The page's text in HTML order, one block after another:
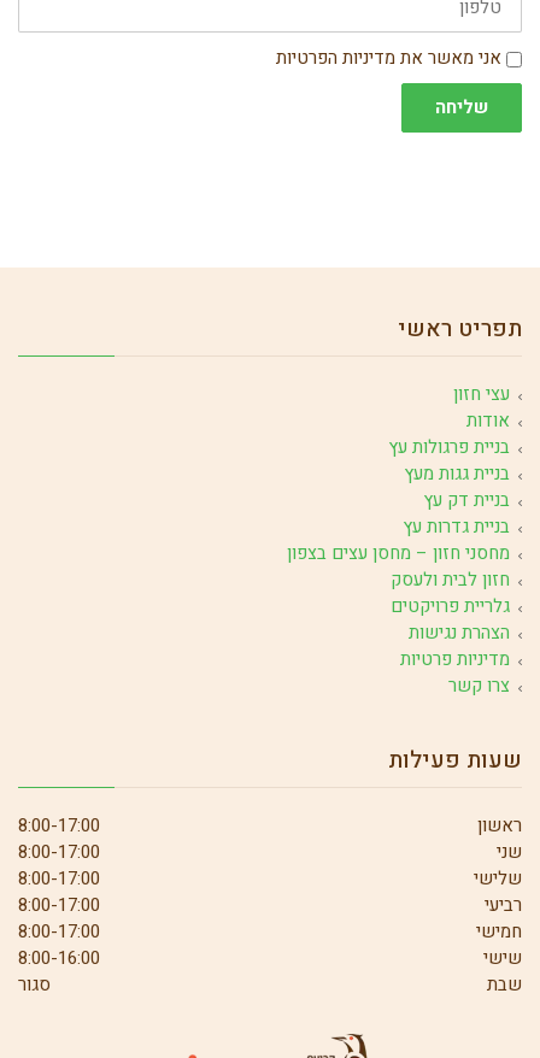
הסכמה
אני מאשר את מדיניות הפרטיות
שליחה
תפריט ראשי
עצי חזון
אודות
בניית פרגולות עץ
בניית גגות מעץ
בניית דק עץ
בניית גדרות עץ
מחסני חזון – מחסן עצים בצפון
חזון לבית ולעסק
גלריית פרויקטים
הצהרת נגישות
מדיניות פרטיות
צרו קשר
שעות פעילות
ראשון
8:00-17:00
שני
8:00-17:00
שלישי
8:00-17:00
רביעי
8:00-17:00
חמישי
8:00-17:00
שישי
8:00-16:00
שבת
סגור